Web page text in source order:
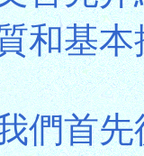
和基本
們首